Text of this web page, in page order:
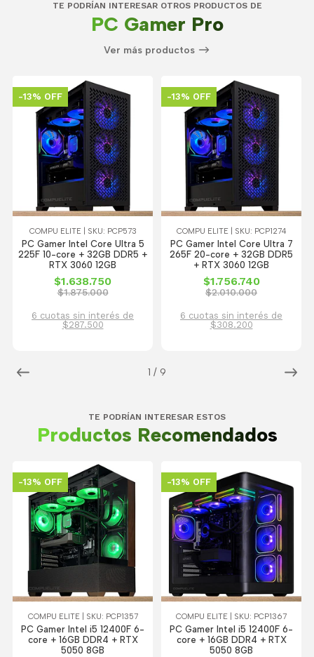
TE PODRÍAN INTERESAR OTROS PRODUCTOS DE
PC Gamer Pro
Ver más productos
1 / 9
-13% OFF
COMPU ELITE | SKU: PCP573
PC Gamer Intel Core Ultra 5
225F 10-core + 32GB DDR5 +
RTX 3060 12GB
$1.638.750
$1.875.000
6 cuotas sin interés de
$287.500
-13% OFF
COMPU ELITE | SKU: PCP1274
PC Gamer Intel Core Ultra 7
265F 20-core + 32GB DDR5
+ RTX 3060 12GB
$1.756.740
$2.010.000
6 cuotas sin interés de
$308.200
TE PODRÍAN INTERESAR ESTOS
Productos Recomendados
-13% OFF
COMPU ELITE | SKU: PCP1357
PC Gamer Intel i5 12400F 6-
core + 16GB DDR4 + RTX
5050 8GB
-13% OFF
COMPU ELITE | SKU: PCP1367
PC Gamer Intel i5 12400F 6-
core + 16GB DDR4 + RTX
5050 8GB